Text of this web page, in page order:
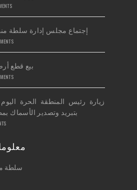
إجتماع مجلس إدارة سلطة
بيع قطع
زيارة رئيس المنطقة الحرة
بتبريد وتصدير الأسماك
سلطة